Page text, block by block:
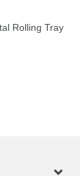
Rolling Tray